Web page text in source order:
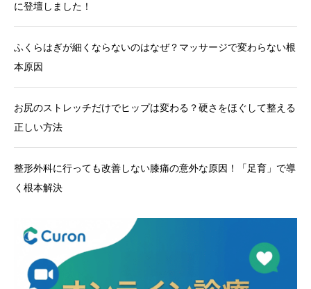
に登壇しました！
ふくらはぎが細くならないのはなぜ？マッサージで変わらない根
本原因
お尻のストレッチだけでヒップは変わる？硬さをほぐして整える
正しい方法
整形外科に行っても改善しない膝痛の意外な原因！「足育」で導
く根本解決